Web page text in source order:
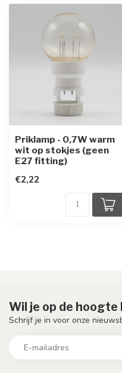
Priklamp - 0,7W warm
wit op stokjes (geen
E27 fitting)
€2,22
Wil je op de
Schrijf je in voor onze